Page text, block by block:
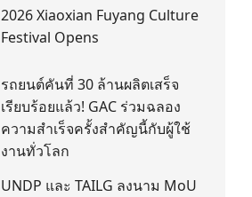
2026 Xiaoxian Fuyang Culture
Festival Opens
รถยนต์คันที่ 30 ล้านผลิตเสร็จ
เรียบร้อยแล้ว! GAC ร่วมฉลอง
ความสำเร็จครั้งสำคัญนี้กับผู้ใช้
งานทั่วโลก
UNDP และ TAILG ลงนาม MoU